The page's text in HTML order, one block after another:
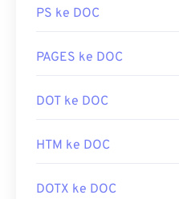
PS ke DOC
PAGES ke DOC
DOT ke DOC
HTM ke DOC
DOTX ke DOC